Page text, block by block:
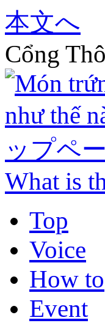
本文へ
Cổng
What is
Top
Voice
How to
Event